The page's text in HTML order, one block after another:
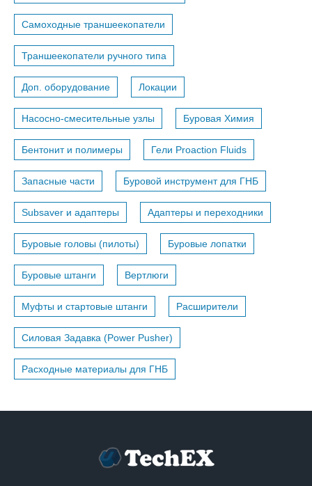
Самоходные траншеекопатели
Траншеекопатели ручного типа
Доп. оборудование Локации
Насосно-смесительные узлы Буровая Химия
Бентонит и полимеры Гели Proaction Fluids
Запасные части Буровой инструмент для ГНБ
Subsaver и адаптеры Адаптеры и переходники
Буровые головы (пилоты) Буровые лопатки
Буровые штанги Вертлюги
Муфты и стартовые штанги Расширители
Силовая Задавка (Power Pusher)
Расходные материалы для ГНБ